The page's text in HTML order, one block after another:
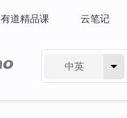
有道精品课 云笔记
中英